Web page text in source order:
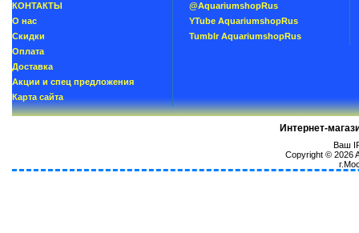
КОНТАКТЫ
О нас
Скидки
Oплатa
Доставка
Акции и спец предложения
Карта сайта
@AquariumshopRus
YTube AquariumshopRus
Tumblr AquariumshopRus
Интернет-
Ваш
Copyright © 2026